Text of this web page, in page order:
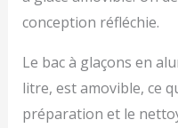
conception réfléchie.
Le bac à glaçons en
litre, est amovible, ce
préparation et le